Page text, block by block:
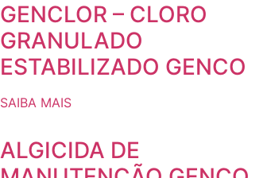
GENCLOR – CLORO
GRANULADO
ESTABILIZADO GENCO
SAIBA MAIS
ALGICIDA DE